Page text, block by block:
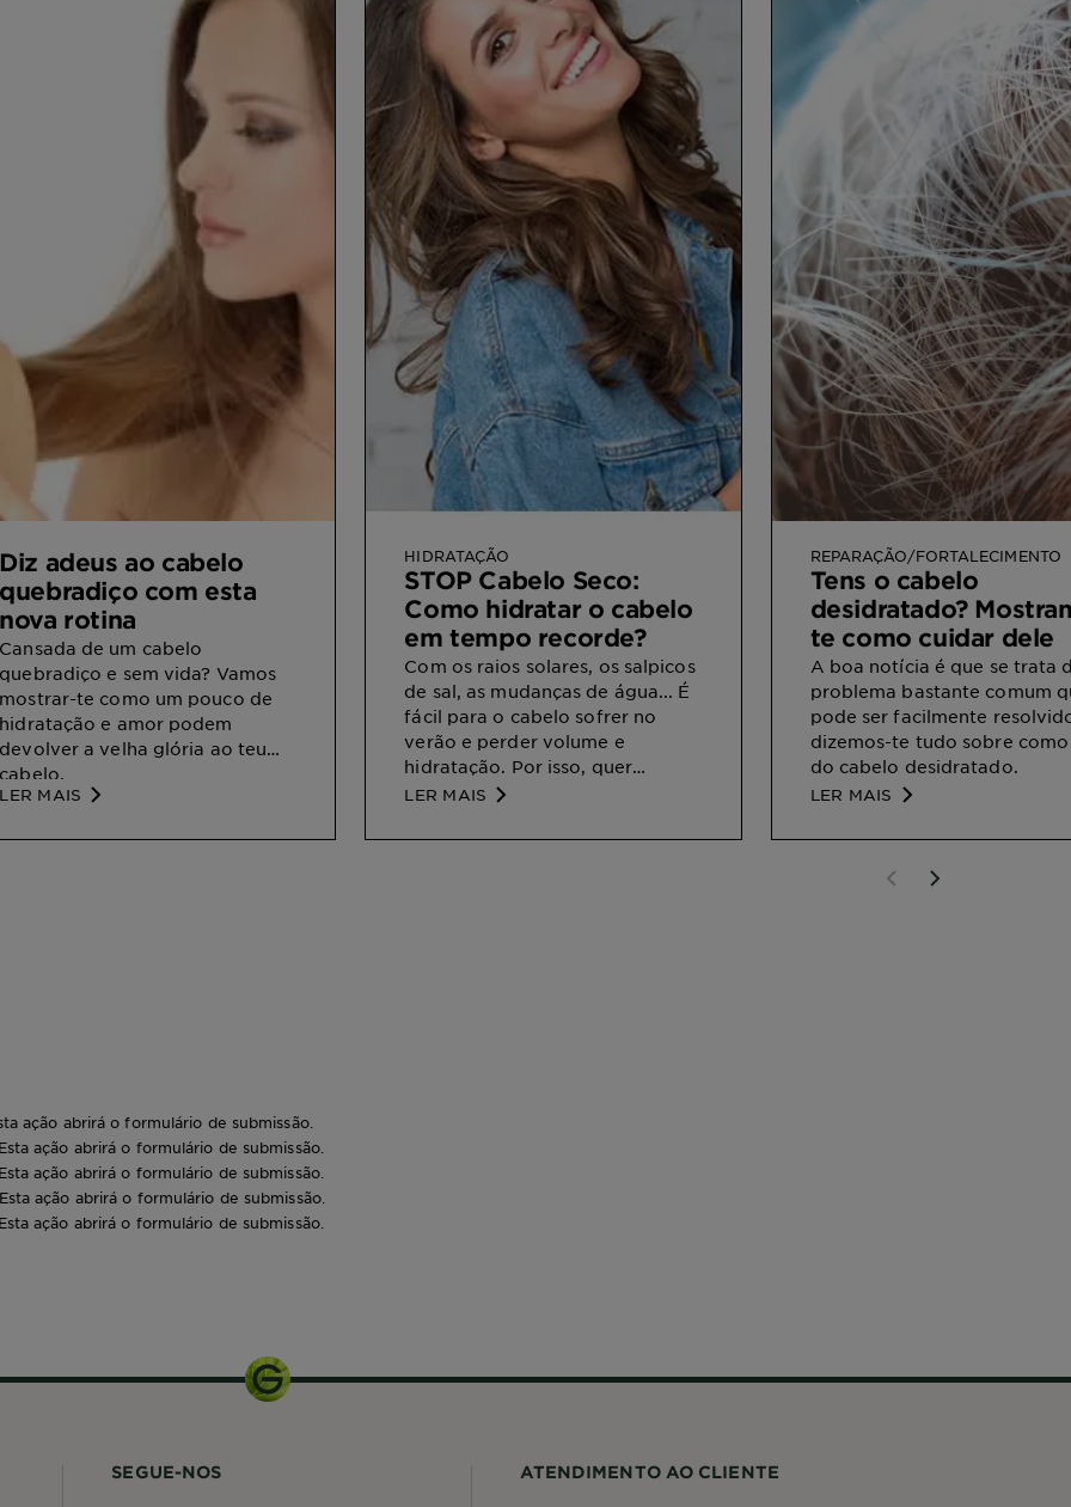
Diz adeus ao cabelo
quebradiço com esta
nova rotina
Cansada de um cabelo
quebradiço e sem vida? Vamos
mostrar-te como um pouco de
hidratação e amor podem
devolver a velha glória ao teu
cabelo.
LER MAIS
HIDRATAÇÃO
STOP Cabelo Seco:
Como hidratar o cabelo
em tempo recorde?
Com os raios solares, os salpicos
de sal, as mudanças de água... É
fácil para o cabelo sofrer no
verão e perder volume e
hidratação. Por isso, quer
queiras evitar a falta de
pouco seco... aqui estão alguns
LER MAIS
REPARAÇÃO/FORTALECIMENTO
Tens o cabelo
desidratado?
te como cuidar dele
A boa notícia é que se trata
problema bastante comum
pode ser facilmente
dizemos-te tudo sobre
do cabelo desidratado.
LER MAIS
ação abrirá o formulário de submissão.
ação abrirá o formulário de submissão.
ação abrirá o formulário de submissão.
ação abrirá o formulário de submissão.
ação abrirá o formulário de submissão.
SEGUE-NOS ATENDIMENTO AO CLIENTE